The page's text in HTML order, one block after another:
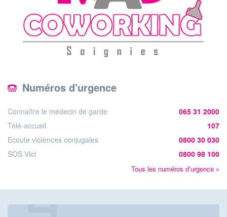
Numéros d'urgence
Connaître le médecin de garde
065 31 2000
Télé-accueil
107
Ecoute violences conjugales
0800 30 030
SOS Viol
0800 98 100
Tous les numéros d’urgence »